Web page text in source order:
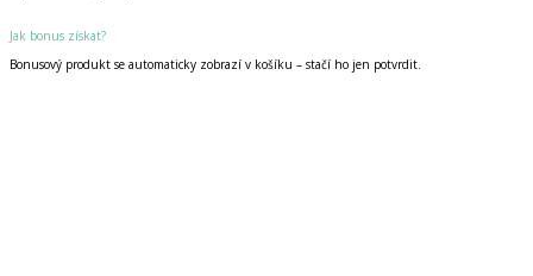
Jak bonus získat?
Bonusový produkt se automaticky zobrazí v košíku – stačí ho jen potvrdit.